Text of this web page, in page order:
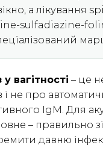
а лікування
sulfadiazine-
вагітності – це
і не про
IgM. Для
– правильно
давню